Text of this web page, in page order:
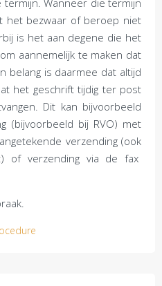
Wanneer die termijn
het bezwaar of beroep niet
is het aan degene die het
aannemelijk te maken dat
belang is daarmee dat altijd
het geschrift tijdig ter post
Dit kan bijvoorbeeld
(bijvoorbeeld bij RVO) met
verzending (ook
of verzending via de fax